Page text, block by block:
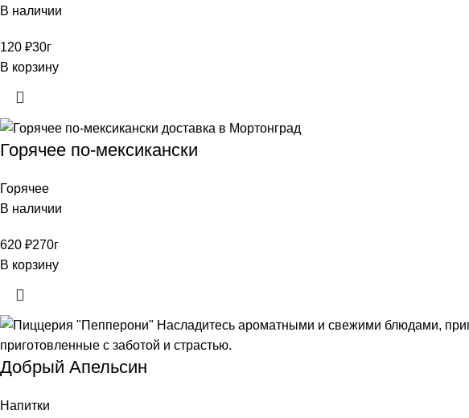
В наличии
120 ₽30г
В корзину
Горячее по-мексикански
Горячее
В наличии
620 ₽270г
В корзину
Добрый Апельсин
Напитки